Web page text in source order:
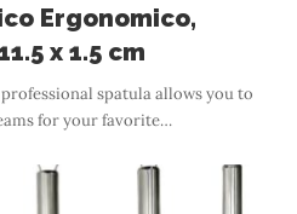
Ergonomico,
x 1.5 cm
professional spatula allows you to
for your favorite…